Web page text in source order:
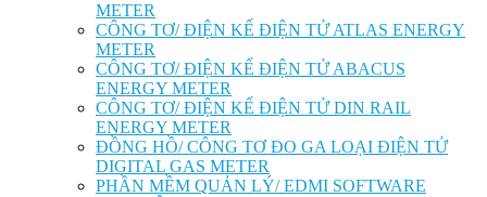
METER
CÔNG TƠ/ ĐIỆN KẾ ĐIỆN TỬ ATLAS ENERGY
METER
CÔNG TƠ/ ĐIỆN KẾ ĐIỆN TỬ ABACUS
ENERGY METER
CÔNG TƠ/ ĐIỆN KẾ ĐIỆN TỬ DIN RAIL
ENERGY METER
ĐỒNG HỒ/ CÔNG TƠ ĐO GA LOẠI ĐIỆN TỬ
DIGITAL GAS METER
PHẦN MỀM QUẢN LÝ/ EDMI SOFTWARE